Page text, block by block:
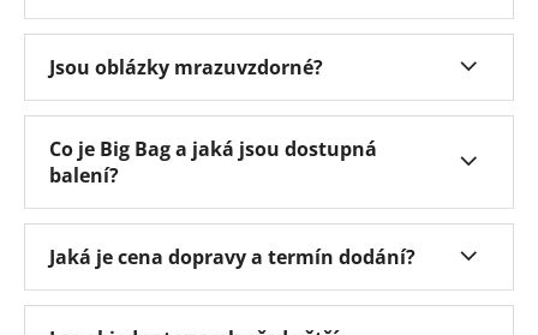
Jsou oblázky mrazuvzdorné?
Co je Big Bag a jaká jsou dostupná
balení?
Jaká je cena dopravy a termín dodání?